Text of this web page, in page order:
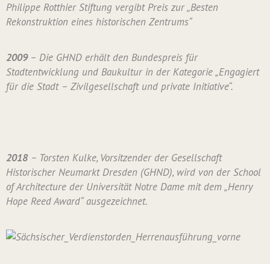
Philippe Rotthier Stiftung vergibt Preis zur „Besten
Rekonstruktion eines historischen Zentrums“
2009 – Die GHND erhält den Bundespreis für
Stadtentwicklung und Baukultur in der Kategorie „Engagiert
für die Stadt – Zivilgesellschaft und private Initiative“.
2018– Torsten Kulke, Vorsitzender der Gesellschaft
Historischer Neumarkt Dresden (GHND), wird von der School
of Architecture der Universität Notre Dame mit dem „Henry
Hope Reed Award“ ausgezeichnet.